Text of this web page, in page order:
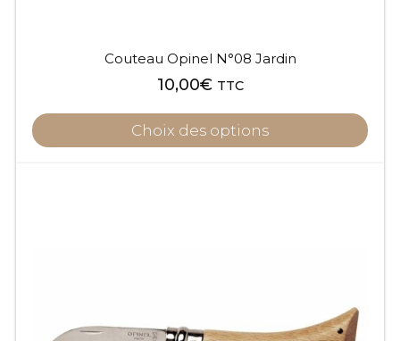
Couteau Opinel N°08 Jardin
10,00€ TTC
Choix des options